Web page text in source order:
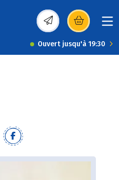
(s’ouvre dans une
Ouvert jusqu'à 19:30